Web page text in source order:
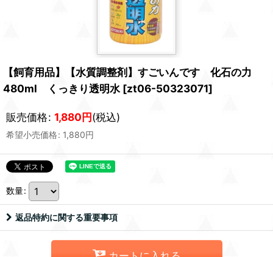
【飼育用品】【水質調整剤】すごいんです 化石の力
480ml くっきり透明水 [zt06-50323071]
販売価格: 1,880円(税込)
希望小売価格: 1,880円
数量:
返品特約に関する重要事項